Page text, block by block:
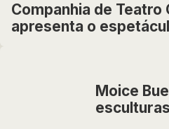
Companhia de Teatro
apresenta o
Moice